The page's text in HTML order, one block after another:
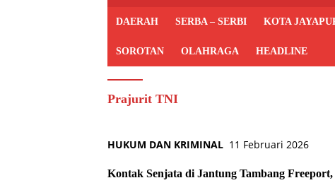
DAERAH SERBA – SERBI KOTA
SOROTAN OLAHRAGA HEADLINE
Prajurit TNI
HUKUM DAN KRIMINAL 11 Februari 2026
Kontak Senjata di Jantung Tambang